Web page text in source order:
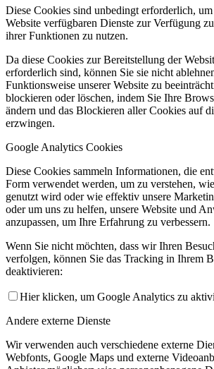
Diese Cookies sind unbedingt erforderlich,
Website verfügbaren Dienste zur Verfügung
ihrer Funktionen zu nutzen.
Da diese Cookies zur Bereitstellung der
erforderlich sind, können Sie sie nicht
Funktionsweise unserer Website zu
blockieren oder löschen, indem Sie Ihre
ändern und das Blockieren aller Cookies auf
erzwingen.
Google Analytics Cookies
Diese Cookies sammeln Informationen, die
Form verwendet werden, um zu verstehen,
genutzt wird oder wie effektiv unsere
oder um uns zu helfen, unsere Website und
anzupassen, um Ihre Erfahrung zu verbessern.
Wenn Sie nicht möchten, dass wir Ihren
verfolgen, können Sie das Tracking in Ihrem
deaktivieren:
Hier klicken, um Google Analytics zu
Andere externe Dienste
Wir verwenden auch verschiedene externe
Webfonts, Google Maps und externe